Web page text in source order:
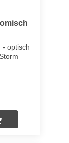
- optisch